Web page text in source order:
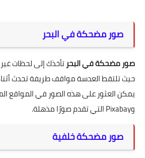
صور مضحكة في البحر
صور مضحكة في البحرتأخذك إلى لحظات
حيث تلتقط العدسة مواقف طريفة تحدث
وPixabay التي تقدم صورًا مذهلة.
صور مضحكة خلفية